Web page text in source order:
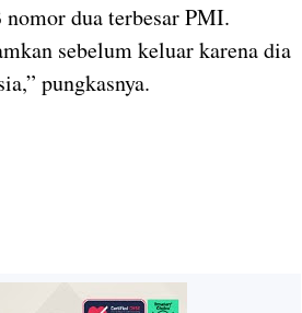
dua terbesar PMI.
sebelum keluar karena dia
pungkasnya.